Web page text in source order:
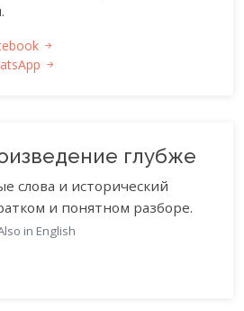
глубже
слова и исторический
и понятном разборе.
in English